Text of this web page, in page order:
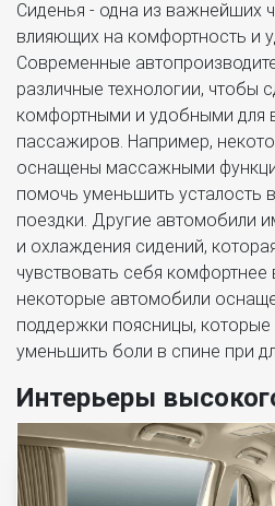
Сиденья - одна из важнейших
влияющих на комфортность и
Современные
различные технологии, чтобы
комфортными и удобными для
пассажиров. Например,
оснащены массажными
помочь уменьшить усталость
поездки. Другие автомобили
и охлаждения сидений,
чувствовать себя
некоторые автомобили
поддержки поясницы,
уменьшить боли в спине при
Интерьеры